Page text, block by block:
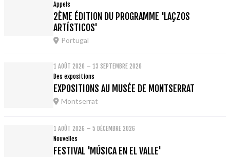
Appels
2ÈME ÉDITION DU PROGRAMME 'LAÇZOS
ARTÍSTICOS'
Portugal
1 AOÛT 2026 – 13 SEPTEMBRE 2026
Des expositions
EXPOSITIONS AU MUSÉE DE MONTSERRAT
Montserrat
1 AOÛT 2026 – 5 DÉCEMBRE 2026
Nouvelles
FESTIVAL 'MÚSICA EN EL VALLE'